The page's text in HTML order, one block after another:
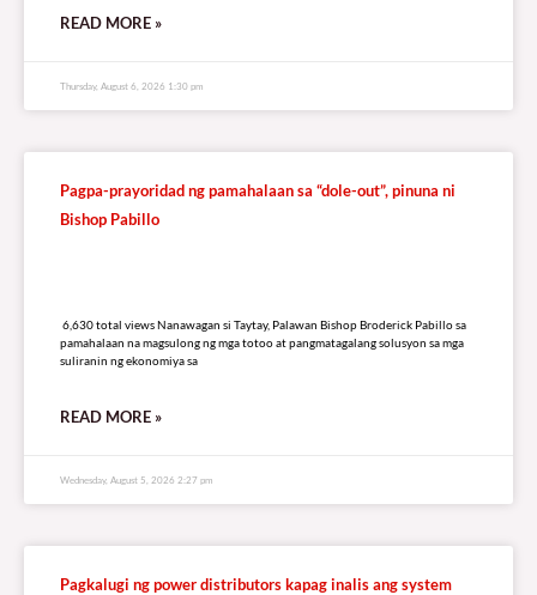
READ MORE »
Thursday, August 6, 2026 1:30 pm
Pagpa-prayoridad ng pamahalaan sa “dole-out”, pinuna ni
Bishop Pabillo
6,630 total views Nanawagan si Taytay, Palawan Bishop Broderick Pabillo sa
pamahalaan na magsulong ng mga totoo at pangmatagalang solusyon sa mga
suliranin ng ekonomiya sa
READ MORE »
Wednesday, August 5, 2026 2:27 pm
Pagkalugi ng power distributors kapag inalis ang system